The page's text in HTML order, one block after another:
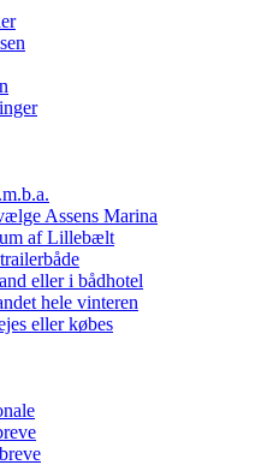
Assens Marina
af Lillebælt
eller i bådhotel
hele vinteren
eller købes